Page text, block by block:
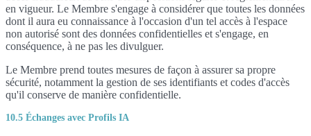
en vigueur. Le Membre s'engage à considérer que toutes les données
dont il aura eu connaissance à l'occasion d'un tel accès à l'espace
non autorisé sont des données confidentielles et s'engage, en
conséquence, à ne pas les divulguer.
Le Membre prend toutes mesures de façon à assurer sa propre
sécurité, notamment la gestion de ses identifiants et codes d'accès
qu'il conserve de manière confidentielle.
10.5 Échanges avec Profils IA